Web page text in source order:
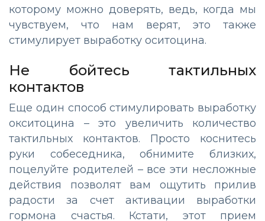
которому можно доверять, ведь, когда мы
чувствуем, что нам верят, это также
стимулирует выработку оситоцина.
Не бойтесь тактильных
контактов
Еще один способ стимулировать выработку
окситоцина – это увеличить количество
тактильных контактов. Просто коснитесь
руки собеседника, обнимите близких,
поцелуйте родителей – все эти несложные
действия позволят вам ощутить прилив
радости за счет активации выработки
гормона счастья. Кстати, этот прием